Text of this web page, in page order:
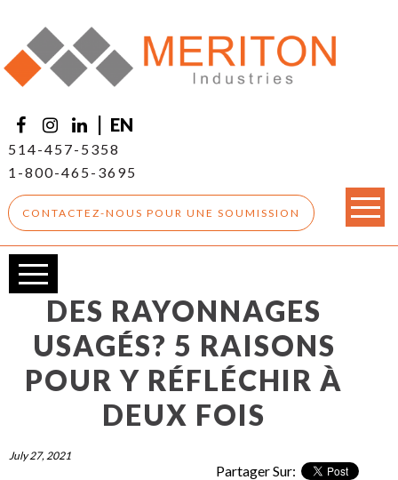
| EN
514-457-5358
1-800-465-3695
CONTACTEZ-NOUS POUR UNE SOUMISSION
Ressources
Design
Opérations de picking
Videos
À propos
Contact
Blogue
DES RAYONNAGES
USAGÉS? 5 RAISONS
POUR Y RÉFLÉCHIR À
DEUX FOIS
July 27, 2021
Partager Sur: